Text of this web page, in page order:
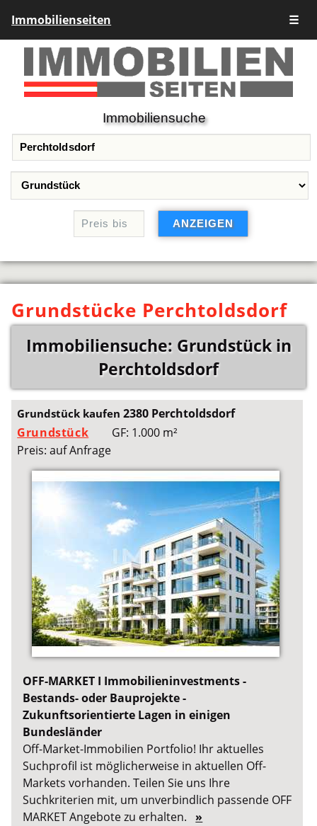
Immobilienseiten ☰
Immobiliensuche
Grundstücke Perchtoldsdorf
Immobiliensuche: Grundstück in
Perchtoldsdorf
Grundstück kaufen2380 Perchtoldsdorf
Grundstück
GF: 1.000 m²
Preis: auf Anfrage
OFF-MARKET I Immobilieninvestments -
Bestands- oder Bauprojekte -
Zukunftsorientierte Lagen in einigen
Bundesländer
Off-Market-Immobilien Portfolio! Ihr aktuelles
Suchprofil ist möglicherweise in aktuellen Off-
Markets vorhanden. Teilen Sie uns Ihre
Suchkriterien mit, um unverbindlich passende OFF
MARKET Angebote zu erhalten. »